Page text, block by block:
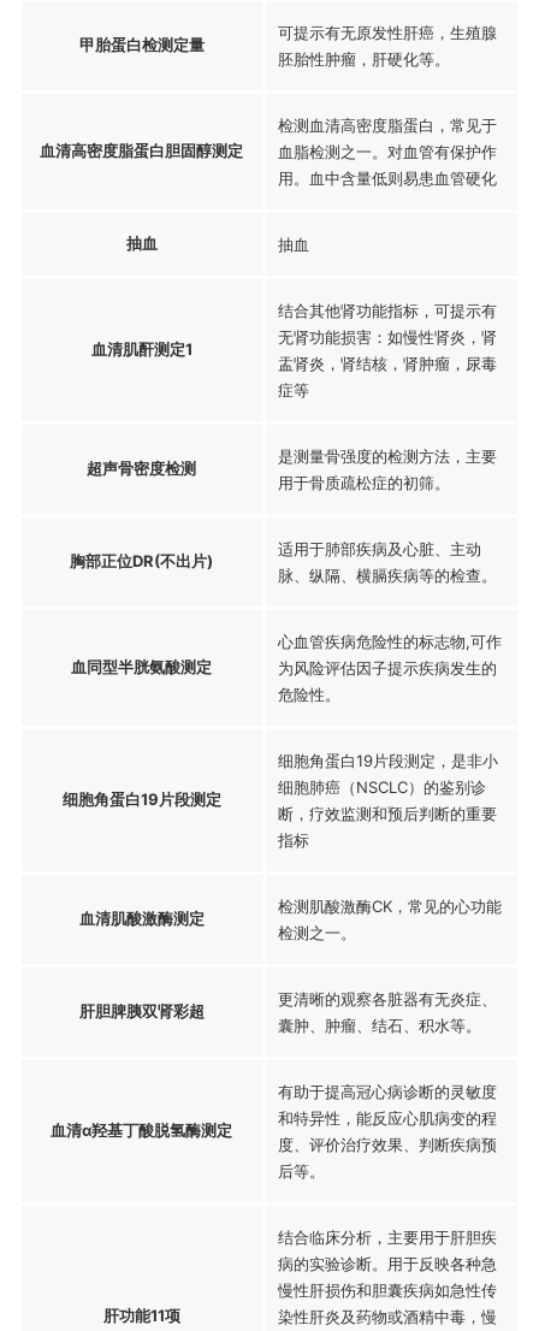
甲胎蛋白检测定量
可提示有无原发性肝癌，生殖腺
胚胎性肿瘤，肝硬化等。
血清高密度脂蛋白胆固醇测定
检测血清高密度脂蛋白，常见于
血脂检测之一。对血管有保护作
用。血中含量低则易患血管硬化
抽血 抽血
血清肌酐测定1
结合其他肾功能指标，可提示有
无肾功能损害：如慢性肾炎，肾
盂肾炎，肾结核，肾肿瘤，尿毒
症等
超声骨密度检测
是测量骨强度的检测方法，主要
用于骨质疏松症的初筛。
胸部正位DR(不出片)
适用于肺部疾病及心脏、主动
脉、纵隔、横膈疾病等的检查。
血同型半胱氨酸测定
心血管疾病危险性的标志物,可作
为风险评估因子提示疾病发生的
危险性。
细胞角蛋白19片段测定
细胞角蛋白19片段测定，是非小
细胞肺癌（NSCLC）的鉴别诊
断，疗效监测和预后判断的重要
指标
血清肌酸激酶测定
检测肌酸激酶CK，常见的心功能
检测之一。
肝胆脾胰双肾彩超
更清晰的观察各脏器有无炎症、
囊肿、肿瘤、结石、积水等。
血清α羟基丁酸脱氢酶测定
有助于提高冠心病诊断的灵敏度
和特异性，能反应心肌病变的程
度、评价治疗效果、判断疾病预
后等。
肝功能11项
结合临床分析，主要用于肝胆疾
病的实验诊断。用于反映各种急
慢性肝损伤和胆囊疾病如急性传
染性肝炎及药物或酒精中毒，慢